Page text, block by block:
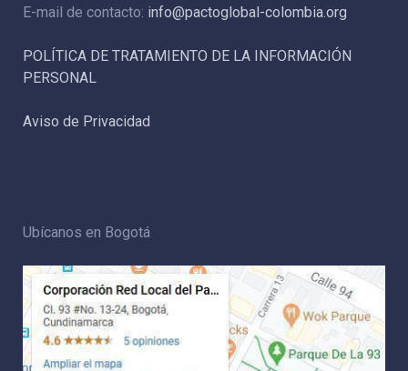
E-mail de contacto: info@pactoglobal-colombia.org
POLÍTICA DE TRATAMIENTO DE LA INFORMACIÓN
PERSONAL
Aviso de Privacidad
Ubícanos en Bogotá